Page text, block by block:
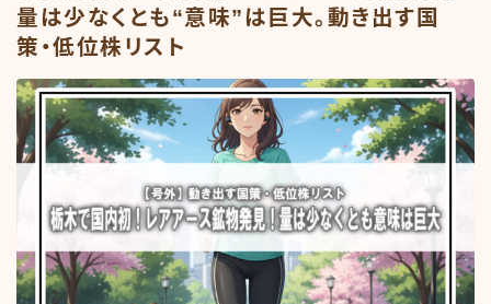
Amazonせどり
トラブル事例
出品ノウハウ
フリマ物販
Yahoo出品
メルカリ販売
投資・株
量は少なくとも“意味”は巨大。動き出す国
策・低位株リスト